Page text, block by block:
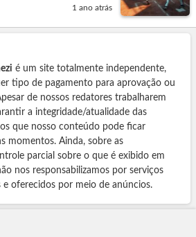
1 ano atrás
é um site totalmente independente,
tipo de pagamento para aprovação ou
de nossos redatores trabalharem
a integridade/atualidade das
que nosso conteúdo pode ficar
momentos. Ainda, sobre as
parcial sobre o que é exibido em
nos responsabilizamos por serviços
oferecidos por meio de anúncios.